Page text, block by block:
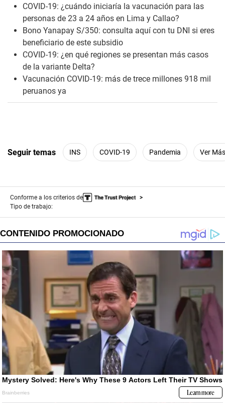
n
COVID-19: ¿cuándo iniciaría la vacunación para las
personas de 23 a 24 años en Lima y Callao?
Bono Yanapay S/350: consulta aquí con tu DNI si eres
beneficiario de este subsidio
COVID-19: ¿en qué regiones se presentan más casos
de la variante Delta?
Vacunación COVID-19: más de trece millones 918 mil
peruanos ya
Seguir temas INS COVID-19 Pandemia Ver Más
Conforme a los criterios de
Tipo de trabajo: